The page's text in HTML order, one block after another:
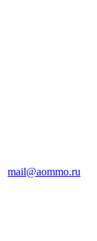
mail@aommo.ru